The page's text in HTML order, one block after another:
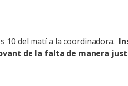
10 del matí a la coordinadora.
de la falta de manera